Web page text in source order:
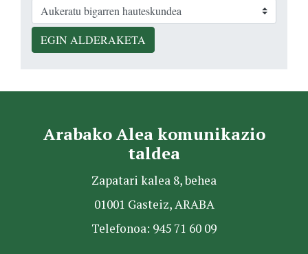
EGIN ALDERAKETA
Arabako Alea komunikazio
taldea
Zapatari kalea 8, behea
01001 Gasteiz, ARABA
Telefonoa: 945 71 60 09